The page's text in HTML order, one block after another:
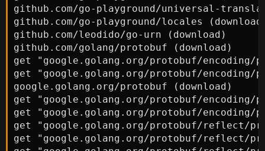
github.com/go-playground/universal-
github.com/go-playground/locales
github.com/leodido/go-urn (download)
github.com/golang/protobuf (download)
get "google.golang.org/protobuf/
get "google.golang.org/protobuf/
google.golang.org/protobuf (download)
get "google.golang.org/protobuf/
get "google.golang.org/protobuf/
get "google.golang.org/protobuf/reflect/
get "google.golang.org/protobuf/reflect/